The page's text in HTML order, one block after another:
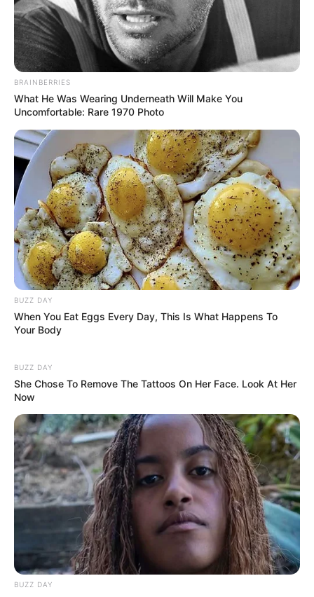
BRAINBERRIES
What He Was Wearing Underneath Will Make You
Uncomfortable: Rare 1970 Photo
BUZZ DAY
When You Eat Eggs Every Day, This Is What Happens To
Your Body
BUZZ DAY
She Chose To Remove The Tattoos On Her Face. Look At Her
Now
BUZZ DAY